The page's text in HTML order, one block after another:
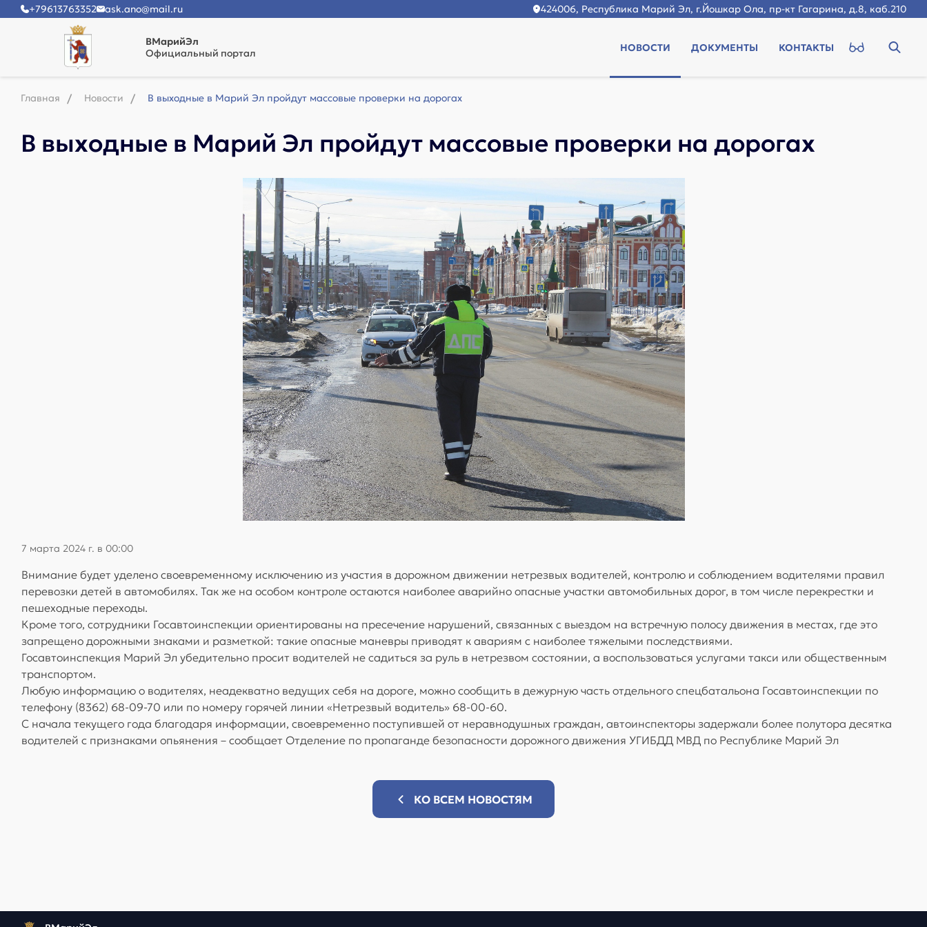
+79613763352 ask.ano@mail.ru 424006, Республика Марий Эл, г.Йошкар Ола, пр-кт Гагарина, д.8, каб.210
ВМарийЭл
Официальный портал
НОВОСТИ ДОКУМЕНТЫ КОНТАКТЫ
Главная Новости В выходные в Марий Эл пройдут массовые проверки на дорогах
В выходные в Марий Эл пройдут массовые проверки на дорогах
7 марта 2024 г. в 00:00
Внимание будет уделено своевременному исключению из участия в дорожном движении нетрезвых водителей, контролю и соблюдением водителями правил
перевозки детей в автомобилях. Так же на особом контроле остаются наиболее аварийно опасные участки автомобильных дорог, в том числе перекрестки и
пешеходные переходы.
Кроме того, сотрудники Госавтоинспекции ориентированы на пресечение нарушений, связанных с выездом на встречную полосу движения в местах, где это
запрещено дорожными знаками и разметкой: такие опасные маневры приводят к авариям с наиболее тяжелыми последствиями.
Госавтоинспекция Марий Эл убедительно просит водителей не садиться за руль в нетрезвом состоянии, а воспользоваться услугами такси или общественным
транспортом.
Любую информацию о водителях, неадекватно ведущих себя на дороге, можно сообщить в дежурную часть отдельного спецбатальона Госавтоинспекции по
телефону (8362) 68-09-70 или по номеру горячей линии «Нетрезвый водитель» 68-00-60.
С начала текущего года благодаря информации, своевременно поступившей от неравнодушных граждан, автоинспекторы задержали более полутора десятка
водителей с признаками опьянения – сообщает Отделение по пропаганде безопасности дорожного движения УГИБДД МВД по Республике Марий Эл
КО ВСЕМ НОВОСТЯМ